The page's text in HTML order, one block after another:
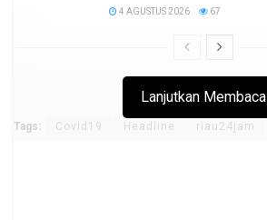
4 AGUSTUS 2026 67
Lanjutkan Membaca
Tags: Covid19 Headline riau24jam